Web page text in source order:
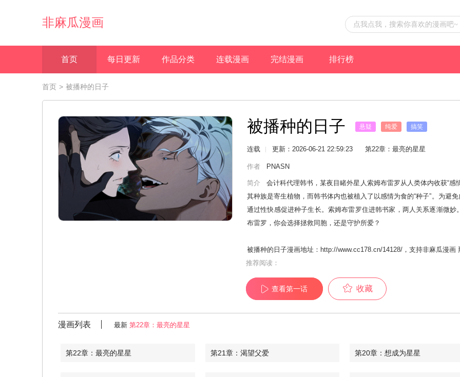
非麻瓜漫画
首页 每日更新 作品分类 连载漫画 完结漫画 排行榜
首页 > 被播种的日子
被播种的日子 悬疑 纯爱 搞笑
连载 更新：2026-06-21 22:59:23 第22章：最亮的星星
作者 PNASN
简介
会计科代理韩书，某夜目睹外星人索姆布雷罗从人类体内收获“感
其种族是寄生植物，而韩书体内也被植入了以感情为食的“种子”。为
通过性快感促进种子生长。索姆布雷罗住进韩书家，两人关系逐渐微
布雷罗，你会选择拯救同胞，还是守护所爱？
被播种的日子漫画地址：http://www.cc178.cn/14128/，支持非麻瓜漫画
推荐阅读：
查看第一话 收藏
漫画列表 最新 第22章：最亮的星星
第22章：最亮的星星 第21章：渴望父爱 第20章：想成为星星